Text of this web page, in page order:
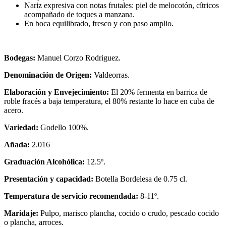
Nariz expresiva con notas frutales: piel de melocotón, cítricos
acompañado de toques a manzana.
En boca equilibrado, fresco y con paso amplio.
Bodegas: Manuel Corzo Rodriguez.
Denominación de Origen: Valdeorras.
Elaboración y Envejecimiento: El 20% fermenta en barrica de
roble fracés a baja temperatura, el 80% restante lo hace en cuba de
acero.
Variedad: Godello 100%.
Añada: 2.016
Graduación Alcohólica: 12.5º.
Presentación y capacidad: Botella Bordelesa de 0.75 cl.
Temperatura de servicio recomendada: 8-11º.
Maridaje: Pulpo, marisco plancha, cocido o crudo, pescado cocido
o plancha, arroces.